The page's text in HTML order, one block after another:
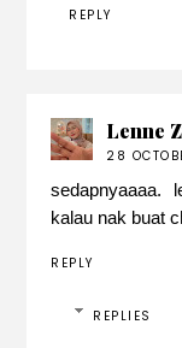
REPLY
Lenne
28
sedapnyaaaa.
kalau nak buat
REPLY
REPLIES